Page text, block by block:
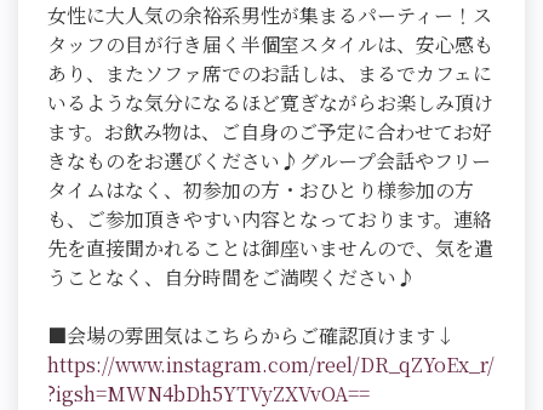
女性に大人気の余裕系男性が集まるパーティー！ス
タッフの目が行き届く半個室スタイルは、安心感も
あり、またソファ席でのお話しは、まるでカフェに
いるような気分になるほど寛ぎながらお楽しみ頂け
ます。お飲み物は、ご自身のご予定に合わせてお好
きなものをお選びください♪グループ会話やフリー
タイムはなく、初参加の方・おひとり様参加の方
も、ご参加頂きやすい内容となっております。連絡
先を直接聞かれることは御座いませんので、気を遣
うことなく、自分時間をご満喫ください♪
■会場の雰囲気はこちらからご確認頂けます↓
https://www.instagram.com/reel/DR_qZYoEx_r/
?igsh=MWN4bDh5YTVyZXVvOA==